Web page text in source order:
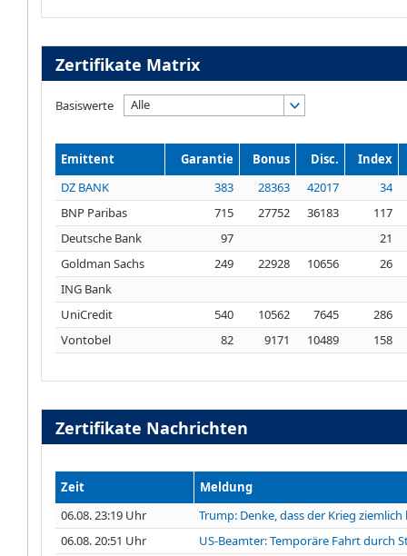
Zertifikate Matrix
Basiswerte Alle
Emittent Garantie Bonus Disc.
Index
DZ BANK
383 28363 42017
34
BNP Paribas
715 27752 36183
117
Deutsche Bank
97
21
Goldman Sachs
249 22928 10656
26
ING Bank
UniCredit
540 10562 7645
286
Vontobel
82 9171 10489 158
Zertifikate Nachrichten
Zeit
Meldung
06.08. 23:19 Uhr
Trump: Denke, dass der Krieg
06.08. 20:51 Uhr
US-Beamter: Temporäre Fahrt durch